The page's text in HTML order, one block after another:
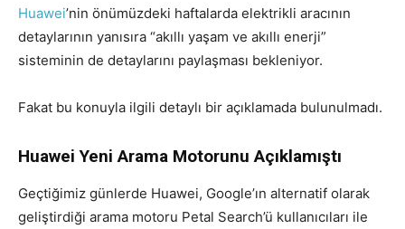
Huawei’nin önümüzdeki haftalarda elektrikli aracının
detaylarının yanısıra “akıllı yaşam ve akıllı enerji”
sisteminin de detaylarını paylaşması bekleniyor.
Fakat bu konuyla ilgili detaylı bir açıklamada bulunulmadı.
Huawei Yeni Arama Motorunu Açıklamıştı
Geçtiğimiz günlerde Huawei, Google’ın alternatif olarak
geliştirdiği arama motoru Petal Search’ü kullanıcıları ile